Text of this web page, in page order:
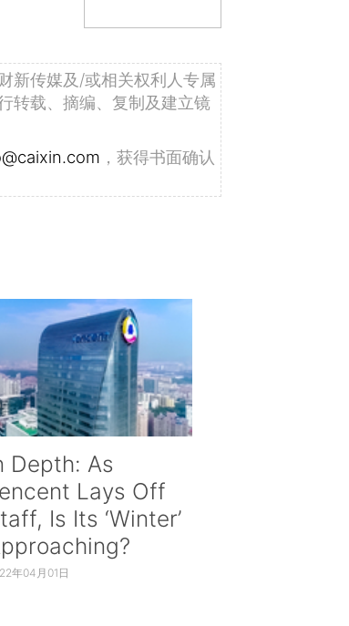
新传媒及/或相关权利人专属
转载、摘编、复制及建立镜
，获得书面确认
Depth: As
Lays Off
Is Its ‘Winter’
年04月01日